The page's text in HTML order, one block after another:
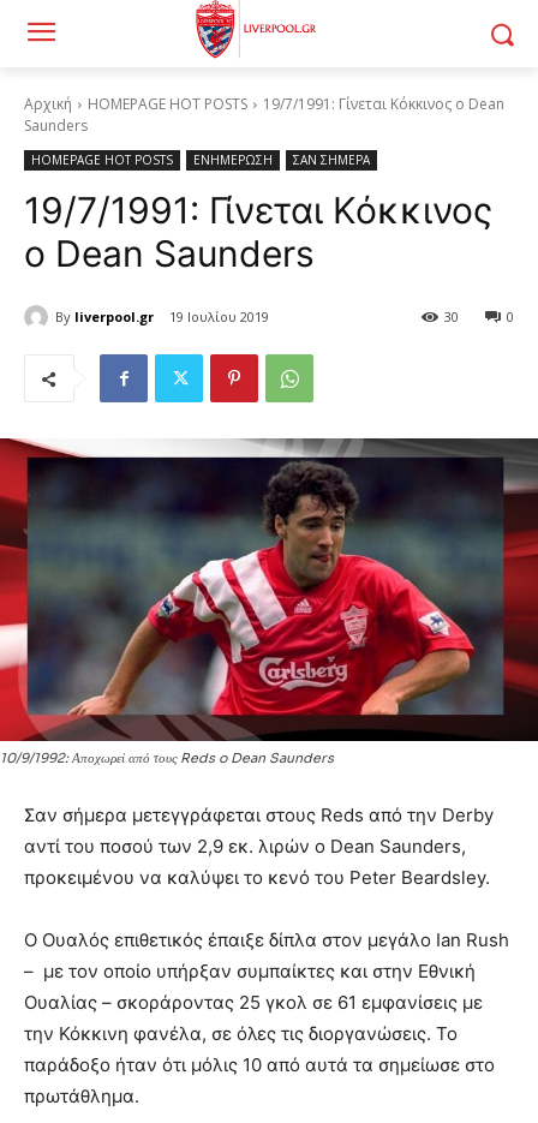
Αρχική HOMEPAGE HOT POSTS
19/7/1991: Γίνεται Κόκκινος ο Dean
Saunders
HOMEPAGE HOT POSTS ΕΝΗΜΕΡΩΣΗ ΣΑΝ ΣΗΜΕΡΑ
19/7/1991: Γίνεται Κόκκινος
ο Dean Saunders
By liverpool.gr 19 Ιουλίου 2019 0
30
10/9/1992: Αποχωρεί από τους Reds o Dean Saunders
Σαν σήμερα μετεγγράφεται στους Reds από την Derby
αντί του ποσού των 2,9 εκ. λιρών ο Dean Saunders,
προκειμένου να καλύψει το κενό του Peter Beardsley.
Ο Ουαλός επιθετικός έπαιξε δίπλα στον μεγάλο Ian Rush
– με τον οποίο υπήρξαν συμπαίκτες και στην Εθνική
Ουαλίας – σκοράροντας 25 γκολ σε 61 εμφανίσεις με
την Κόκκινη φανέλα, σε όλες τις διοργανώσεις. Το
παράδοξο ήταν ότι μόλις 10 από αυτά τα σημείωσε στο
πρωτάθλημα.